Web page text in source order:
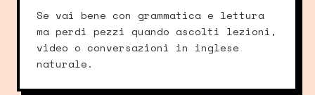
Se vai bene con grammatica e lettura
ma perdi pezzi quando ascolti lezioni,
video o conversazioni in inglese
naturale.